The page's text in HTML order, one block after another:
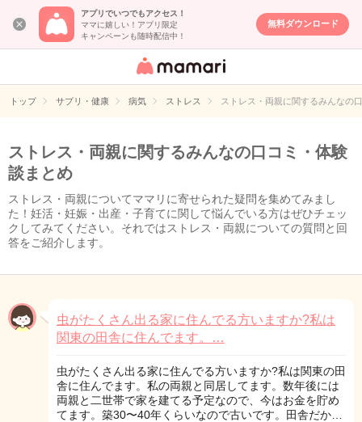
アプリでいつでもアクセス！
ママに嬉しい！アプリ限定
キャンペーンも随時配信中！
無料ダウンロード
女性専用匿名QA
イト
トップ サプリ・健康 病気 ストレス ストレス・両親に関するみんなの
ストレス・両親に関するみんなの口コミ・体験
談まとめ
ストレス・両親についてママリに寄せられた疑問を集めてみまし
た！妊活・妊娠・出産・子育てに関して悩んでいる方はぜひチェッ
クしてみてください。それではストレス・両親についての質問と回
答をご紹介します。
虫がたくさん出る家に住んでる方いますか?私は
関東の田舎に住んでます。…
虫がたくさん出る家に住んでる方いますか?私は関東の田
舎に住んでます。私の両親と同居してます。数年後には
両親と二世帯で家を建てる予定なので、今はお金を貯め
てます。築30〜40年くらいなので古いです。田舎だか…